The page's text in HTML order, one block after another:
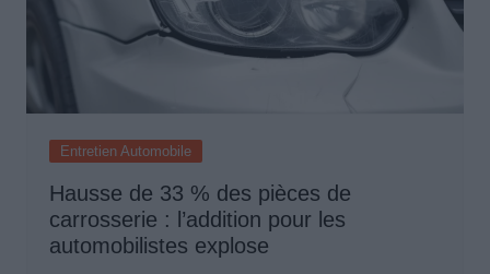
Entretien Automobile
Hausse de 33 % des pièces de
carrosserie : l’addition pour les
automobilistes explose